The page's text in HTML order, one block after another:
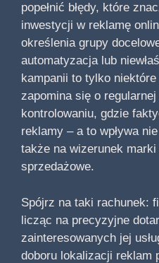
popełnić błędy, które
inwestycji w reklamę
określenia grupy
automatyzacja lub
kampanii to tylko
zapomina się o
kontrolowaniu, gdzie
reklamy – a to wpływa
także na wizerunek
sprzedażowe.
Spójrz na taki rachunek:
licząc na precyzyjne
zainteresowanych jej
doboru lokalizacji reklam